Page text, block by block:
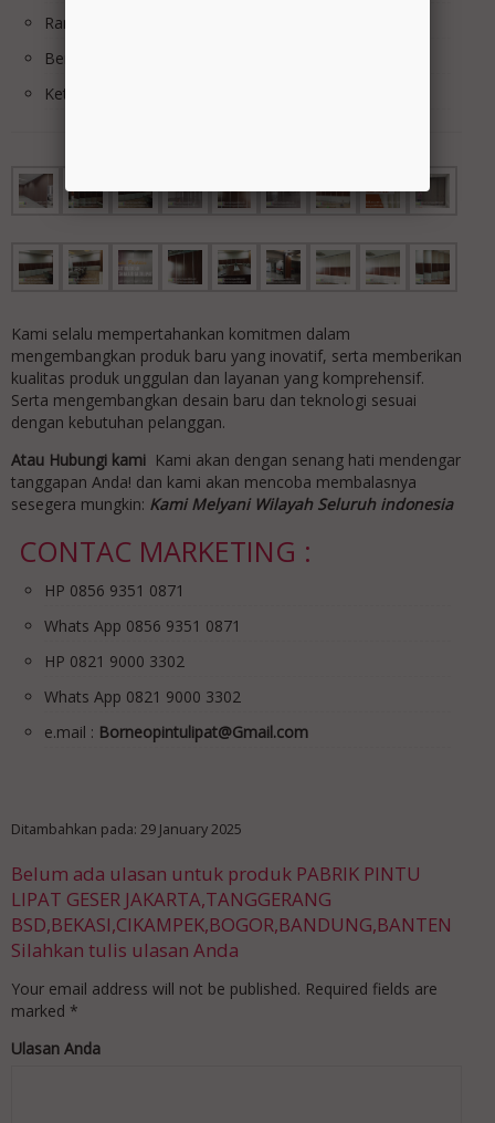
Rangka Panel : Holo hitam 4 x 4 T.1mm
Berat Panel /m2 : 15Kg/m2
Ketingian Max : 1m s/d 7m
Kami selalu mempertahankan komitmen dalam
mengembangkan produk baru yang inovatif, serta memberikan
kualitas produk unggulan dan layanan yang komprehensif.
Serta mengembangkan desain baru dan teknologi sesuai
dengan kebutuhan pelanggan.
Atau Hubungi kami Kami akan dengan senang hati mendengar
tanggapan Anda! dan kami akan mencoba membalasnya
sesegera mungkin: Kami Melyani Wilayah Seluruh indonesia
CONTAC MARKETING :
HP 0856 9351 0871
Whats App 0856 9351 0871
HP 0821 9000 3302
Whats App 0821 9000 3302
e.mail : Borneopintulipat@Gmail.com
Ditambahkan pada: 29 January 2025
Belum ada ulasan untuk produk PABRIK PINTU
LIPAT GESER JAKARTA,TANGGERANG
BSD,BEKASI,CIKAMPEK,BOGOR,BANDUNG,BANTEN
Silahkan tulis ulasan Anda
Your email address will not be published. Required fields are
marked *
Ulasan Anda